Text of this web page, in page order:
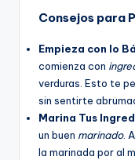
Consejos para
Empieza con lo
comienza con
verduras. Esto te
sin sentirte
Marina Tus
un buen marinado.
la marinada por al